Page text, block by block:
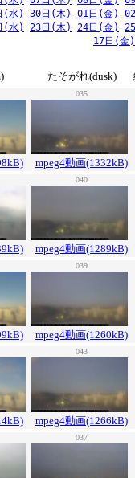
(水) 30日(木) 01日(金)
(水) 23日(木) 24日(金)
月 17日(金)
たそがれ(dusk)
035
mpeg4動画(1332kB)
040
mpeg4動画(1289kB)
039
mpeg4動画(1260kB)
043
mpeg4動画(1266kB)
037